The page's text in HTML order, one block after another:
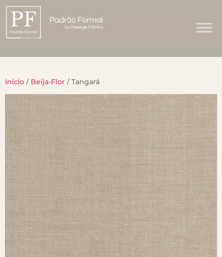
Início / Beija-Flor / Tangará